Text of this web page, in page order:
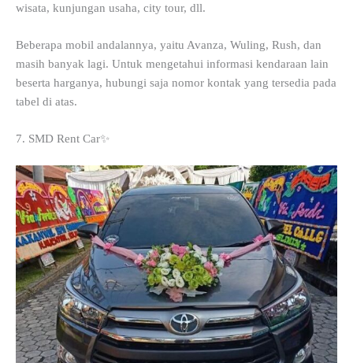
wisata, kunjungan usaha, city tour, dll.
Beberapa mobil andalannya, yaitu Avanza, Wuling, Rush, dan
masih banyak lagi. Untuk mengetahui informasi kendaraan lain
beserta harganya, hubungi saja nomor kontak yang tersedia pada
tabel di atas.
7. SMD Rent Car✨